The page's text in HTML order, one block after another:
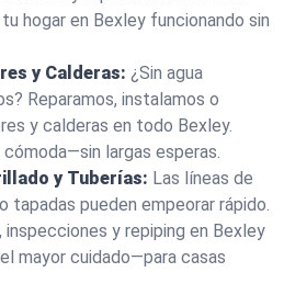
hogar en Bexley funcionando sin
y Calderas: ¿Sin agua
Reparamos, instalamos o
y calderas en todo Bexley.
largas esperas.
y Tuberías: Las líneas de
tapadas pueden empeorar rápido.
y repiping en Bexley
mayor cuidado—para casas